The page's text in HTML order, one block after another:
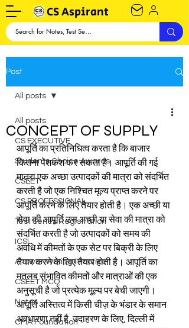
CS Aspirant
Post
All posts
CS EXECUTIVE
Students Choice Awards
CSEET
CS PROFESSIONAL
Test Series Registration
ICSI
Answer Writing Practice
CSEET MCQ
Notes
CMA Foundation
All posts
CONCEPT OF SUPPLY
आपूर्ति का प्रतिनिधित्व करता है कि बाजार
कितना पेशकश कर सकता है। आपूर्ति की गई
मात्रा एक अच्छा उत्पादकों की मात्रा को संदर्भित
करती है जो एक निश्चित मूल्य प्राप्त करने पर
आपूर्ति करने के लिए तैयार होती है। एक अच्छी या
सेवा की आपूर्ति उस अच्छी या सेवा की मात्रा को
संदर्भित करती है जो उत्पादकों को समय की
अवधि में कीमतों के एक सेट पर बिक्री के लिए
तैयार करने के लिए तैयार होती है। आपूर्ति का
मतलब संभावित कीमतों और मात्राओं की एक
अनुसूची है जो प्रत्येक मूल्य पर बेची जाएगी।
आपूर्ति अस्तित्व में किसी चीज़ के भंडार के समान
अवधारणा नहीं है, उदाहरण के लिए, दिल्ली में